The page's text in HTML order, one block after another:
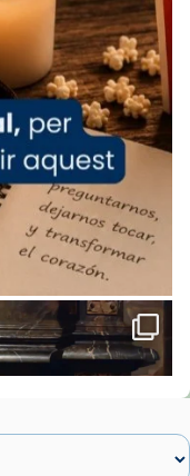
tingut lloc la
agraïment al
apostòlica
i als
de Barcelona.
cardenal Joan
i l’ha
de Barcelona,